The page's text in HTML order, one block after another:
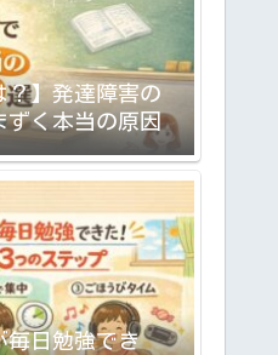
？】発達障害の
ずく本当の原因
毎日勉強でき